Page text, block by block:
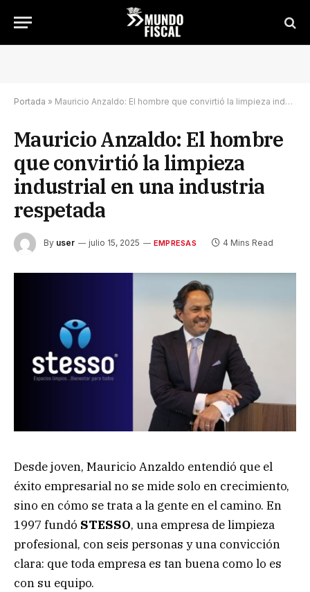
Portada » Mauricio Anzaldo: El hombre que convirtió la limpieza industrial en una industria respetada
Mauricio Anzaldo: El hombre
que convirtió la limpieza
industrial en una industria
respetada
By user julio 15, 2025 EMPRESAS 4 Mins Read
Desde joven, Mauricio Anzaldo entendió que el
éxito empresarial no se mide solo en crecimiento,
sino en cómo se trata a la gente en el camino. En
1997 fundó STESSO, una empresa de limpieza
profesional, con seis personas y una convicción
clara: que toda empresa es tan buena como lo es
con su equipo.